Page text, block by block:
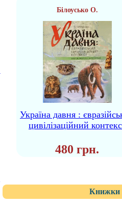
Білоусько О.
Україна давня :
цивілізаційний
480 грн.
Книжки